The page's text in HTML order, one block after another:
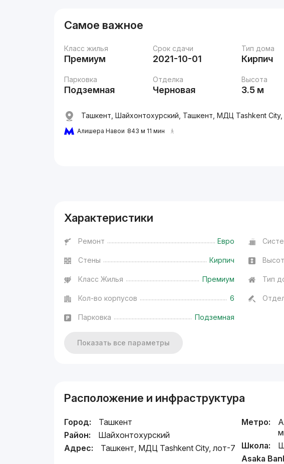
Самое важное
Класс жилья
Премиум
Срок сдачи
2021-10-01
Тип дома
Кирпич
Парковка
Подземная
Отделка
Черновая
Высота
3.5 м
Ташкент, Шайхонтохурский, Ташкент, МДЦ Tashkent
Алишера Навои 843 м 11 мин
Характеристики
Ремонт Евро
Стены Кирпич
Класс Жилья Премиум Тип
Кол-во корпусов 6
Парковка Подземная
Показать все параметры
Расположение и инфраструктура
Город:
Ташкент
Район:
Шайхонтохурский
Адрес:
Ташкент, МДЦ Tashkent City, лот-7
Метро:
Школа:
Asaka